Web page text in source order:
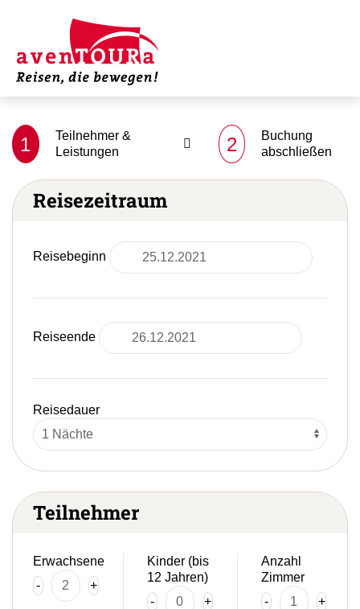
1
Teilnehmer &
Leistungen
2
Buchung
abschließen
Reisezeitraum
Reisebeginn
Reiseende
Reisedauer
Teilnehmer
Erwachsene
-
+
Kinder (bis
12 Jahren)
-
+
Anzahl
Zimmer
-
+